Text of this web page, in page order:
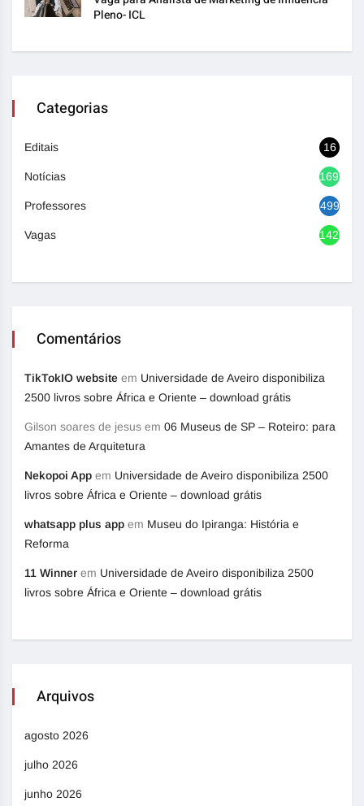
Pleno- ICL
Categorias
Editais 16
Notícias 1693
Professores 499
Vagas 1420
Comentários
TikTokIO website em Universidade de Aveiro disponibiliza
2500 livros sobre África e Oriente – download grátis
Gilson soares de jesus em 06 Museus de SP – Roteiro: para
Amantes de Arquitetura
Nekopoi App em Universidade de Aveiro disponibiliza 2500
livros sobre África e Oriente – download grátis
whatsapp plus app em Museu do Ipiranga: História e
Reforma
11 Winner em Universidade de Aveiro disponibiliza 2500
livros sobre África e Oriente – download grátis
Arquivos
agosto 2026
julho 2026
junho 2026